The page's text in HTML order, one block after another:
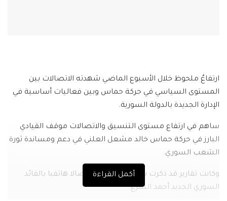
ارتفاعٌ ملحوظ خلال الأسبوع الماضي شهدته الاتصالات بين
المستوى السياسي في حركة حماس وبين فعاليات أساسية في
الإدارة الجديدة بالدولة السورية.
ساهم في ارتفاع مستوى التنسيق والاتصالات موقف القيادي
البارز في حركة حماس خالد مشعل العلني في دعم ومساندة ثورة
الشعب السوري.
وكانت تقارير قد ذكرت بأن مشعل أجرى اتصالا هاتفيا بالقائد
السوري الجديد أحمد الشرع.
أكمل القراءة